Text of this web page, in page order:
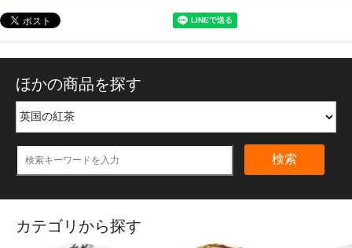
ほかの商品を探す
検索
カテゴリから探す